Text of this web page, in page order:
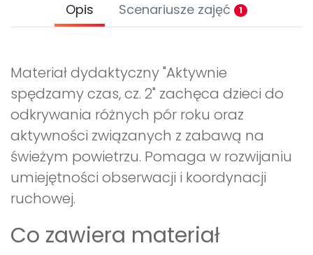
Opis Scenariusze zajęć 1
Materiał dydaktyczny "Aktywnie
spędzamy czas, cz. 2" zachęca dzieci do
odkrywania różnych pór roku oraz
aktywności związanych z zabawą na
świeżym powietrzu. Pomaga w rozwijaniu
umiejętności obserwacji i koordynacji
ruchowej.
Co zawiera materiał